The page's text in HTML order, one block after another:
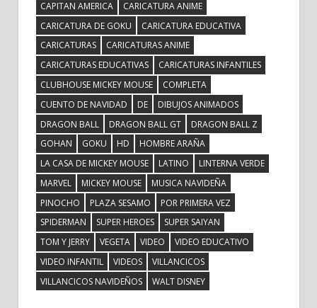
CAPITAN AMERICA
CARICATURA ANIME
CARICATURA DE GOKU
CARICATURA EDUCATIVA
CARICATURAS
CARICATURAS ANIME
CARICATURAS EDUCATIVAS
CARICATURAS INFANTILES
CLUBHOUSE MICKEY MOUSE
COMPLETA
CUENTO DE NAVIDAD
DE
DIBUJOS ANIMADOS
DRAGON BALL
DRAGON BALL GT
DRAGON BALL Z
GOHAN
GOKU HD
HOMBRE ARAÑA
LA CASA DE MICKEY MOUSE
LATINO
LINTERNA VERDE
MARVEL
MICKEY MOUSE
MUSICA NAVIDEÑA
PINOCHO
PLAZA SESAMO
POR PRIMERA VEZ
SPIDERMAN
SUPER HEROES
SUPER SAIYAN
TOM Y JERRY
VEGETA VIDEO
VIDEO EDUCATIVO
VIDEO INFANTIL
VIDEOS
VILLANCICOS
VILLANCICOS NAVIDEÑOS
WALT DISNEY